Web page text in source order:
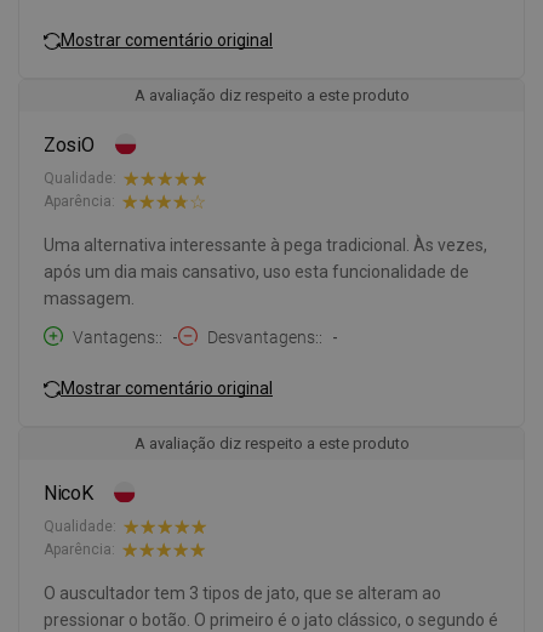
Mostrar comentário original
A avaliação diz respeito a este produto
ZosiO
Qualidade:
Aparência:
Uma alternativa interessante à pega tradicional. Às vezes,
após um dia mais cansativo, uso esta funcionalidade de
massagem.
Vantagens:
- Desvantagens: -
Mostrar comentário original
A avaliação diz respeito a este produto
NicoK
Qualidade:
Aparência:
O auscultador tem 3 tipos de jato, que se alteram ao
pressionar o botão. O primeiro é o jato clássico, o segundo é